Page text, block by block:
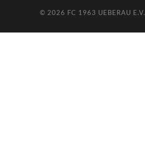
© 2026 FC 1963 UEBERAU E.V.